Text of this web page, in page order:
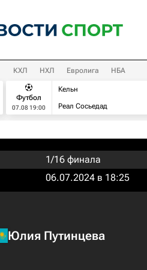
КХЛ НХЛ Евролига НБА
Футбол
07.08 19:00
Кельн
Реал Сосьедад
1/16 финала
06.07.2024 в 18:25
Юлия Путинцева